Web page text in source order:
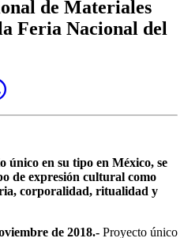
de Materiales
Feria Nacional del
único en su tipo en México, se
de expresión cultural como
corporalidad, ritualidad y
de 2018.- Proyecto único